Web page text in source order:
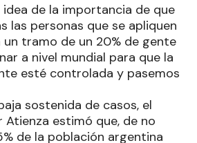
de la importancia de que
las personas que se apliquen
un tramo de un 20% de gente
a nivel mundial para que la
esté controlada y pasemos
sostenida de casos, el
estimó que, de no
de la población argentina